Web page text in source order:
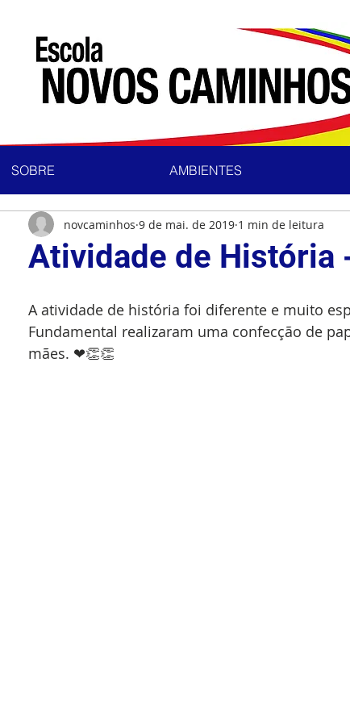
SOBRE AMBIENTES
Atividade de História
novcaminhos 9 de mai. de 2019 1 min de leitura
A atividade de história foi diferente e muito
Fundamental realizaram uma confecção de
mães. ❤👏👏